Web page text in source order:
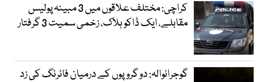
کراچی: مختلف علاقوں میں 3 مبینہ پولیس
مقابلے، ایک ڈاکو ہلاک، زخمی سمیت 3 گرفتار
گوجرانوالہ: دو گروپوں کے درمیان فائرنگ کی زد